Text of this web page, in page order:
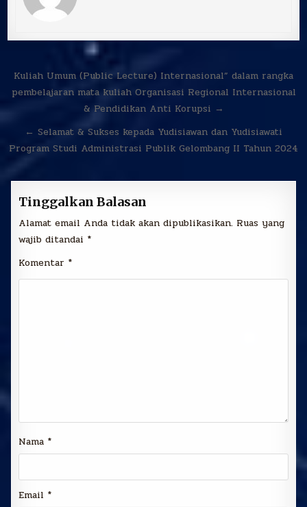
Navigasi
pos
Kuliah Umum (Public Lecture) Internasional” dalam rangka
pembelajaran mata kuliah Organisasi Regional Internasional
& Pendidikan Anti Korupsi →
← Selamat & Sukses kepada Yudisiawan dan Yudisiawati
Program Studi Administrasi Publik Gelombang II Tahun 2024
Tinggalkan Balasan
Alamat email Anda tidak akan dipublikasikan. Ruas yang
wajib ditandai *
Komentar *
Nama *
Email *